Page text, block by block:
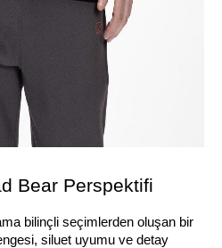
Bear Perspektifi
bilinçli seçimlerden oluşan bir
siluet uyumu ve detay